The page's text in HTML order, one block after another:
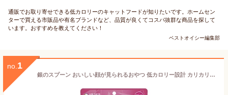
通販でお取り寄せできる低カロリーのキャットフードが知りたいです。ホームセン
ターで買える市販品や有名ブランドなど、品質が良くてコスパ抜群な商品を探して
います。おすすめを教えてください！
ベストオイシー編集部
no. 1
銀のスプーン おいしい顔が見られるおやつ 低カロリー設計 カリカリ シーフード 60g ユニチャーム 国産 キャットフード おやつ 肥満対応